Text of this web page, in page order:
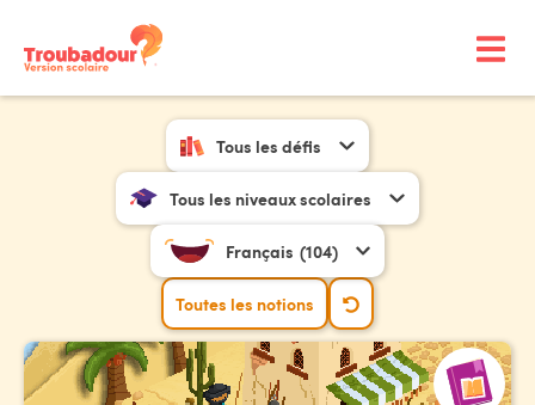
Tous les défis
Tous les niveaux scolaires
Français (104)
Toutes les notions